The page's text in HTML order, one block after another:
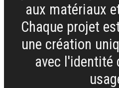
aux matériaux
Chaque projet
une création
avec l'identité